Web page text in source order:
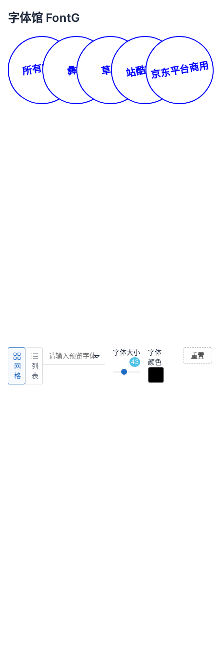
字体馆 FontG
所有字体 彝文 草书 站酷字库京东平台商用
网
格
列
表
字体大小
43
字体
颜色
重置